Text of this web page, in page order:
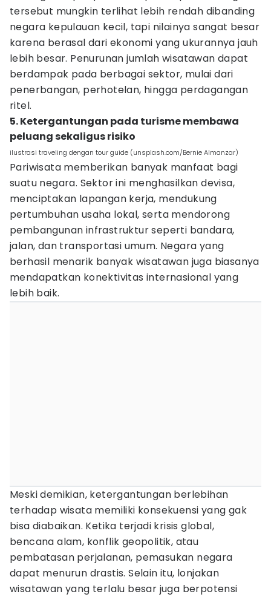
tersebut mungkin terlihat lebih rendah dibanding
negara kepulauan kecil, tapi nilainya sangat besar
karena berasal dari ekonomi yang ukurannya jauh
lebih besar. Penurunan jumlah wisatawan dapat
berdampak pada berbagai sektor, mulai dari
penerbangan, perhotelan, hingga perdagangan
ritel.
5. Ketergantungan pada turisme membawa
peluang sekaligus risiko
ilustrasi traveling dengan tour guide (unsplash.com/Bernie Almanzar)
Pariwisata memberikan banyak manfaat bagi
suatu negara. Sektor ini menghasilkan devisa,
menciptakan lapangan kerja, mendukung
pertumbuhan usaha lokal, serta mendorong
pembangunan infrastruktur seperti bandara,
jalan, dan transportasi umum. Negara yang
berhasil menarik banyak wisatawan juga biasanya
mendapatkan konektivitas internasional yang
lebih baik.
Meski demikian, ketergantungan berlebihan
terhadap wisata memiliki konsekuensi yang gak
bisa diabaikan. Ketika terjadi krisis global,
bencana alam, konflik geopolitik, atau
pembatasan perjalanan, pemasukan negara
dapat menurun drastis. Selain itu, lonjakan
wisatawan yang terlalu besar juga berpotensi